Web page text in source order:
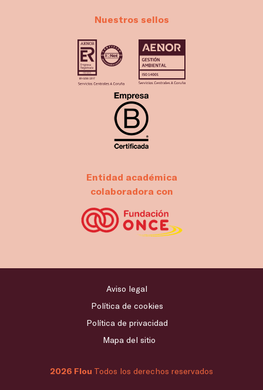
Nuestros sellos
Entidad académica
colaboradora con
2026 Flou Todos los derechos reservados
Aviso legal
Política de cookies
Política de privacidad
Mapa del sitio